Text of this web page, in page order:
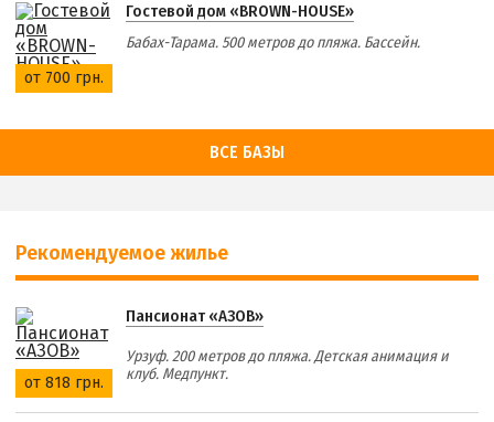
от 700 грн.
Гостевой дом «BROWN-HOUSE»
Бабах-Тарама. 500 метров до пляжа. Бассейн.
ВСЕ БАЗЫ
Рекомендуемое жилье
от 818 грн.
Пансионат «АЗОВ»
Урзуф. 200 метров до пляжа. Детская анимация и
клуб. Медпункт.